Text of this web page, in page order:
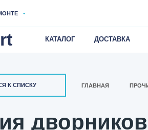
КАТАЛОГ ДОСТАВКА
К СПИСКУ ГЛАВНАЯ